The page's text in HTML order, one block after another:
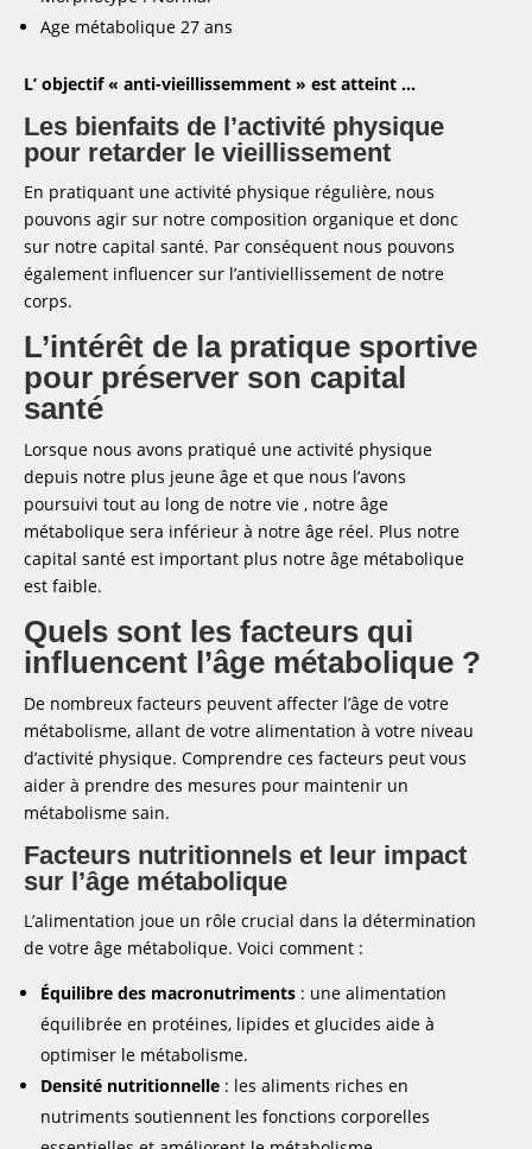
Age métabolique 27 ans
L’ objectif « anti-vieillissemment » est atteint …
Les bienfaits de l’activité physique
pour retarder le vieillissement
En pratiquant une activité physique régulière, nous
pouvons agir sur notre composition organique et donc
sur notre capital santé. Par conséquent nous pouvons
également influencer sur l’antiviellissement de notre
corps.
L’intérêt de la pratique sportive
pour préserver son capital
santé
Lorsque nous avons pratiqué une activité physique
depuis notre plus jeune âge et que nous l’avons
poursuivi tout au long de notre vie , notre âge
métabolique sera inférieur à notre âge réel. Plus notre
capital santé est important plus notre âge métabolique
est faible.
Quels sont les facteurs qui
influencent l’âge métabolique ?
De nombreux facteurs peuvent affecter l’âge de votre
métabolisme, allant de votre alimentation à votre niveau
d’activité physique. Comprendre ces facteurs peut vous
aider à prendre des mesures pour maintenir un
métabolisme sain.
Facteurs nutritionnels et leur impact
sur l’âge métabolique
L’alimentation joue un rôle crucial dans la détermination
de votre âge métabolique. Voici comment :
Équilibre des macronutriments : une alimentation
équilibrée en protéines, lipides et glucides aide à
optimiser le métabolisme.
Densité nutritionnelle : les aliments riches en
nutriments soutiennent les fonctions corporelles